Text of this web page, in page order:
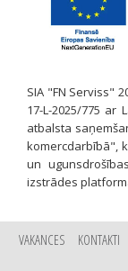
SIA "FN Serviss"
17-L-2025/775
atbalsta
komercdarbībā",
un
izstrādes
VAKANCES KONTAKTI